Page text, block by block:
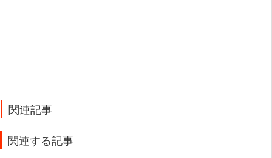
関連記事
関連する記事